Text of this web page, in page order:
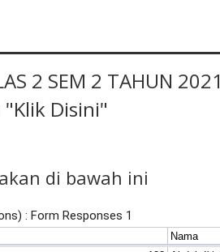
2 SEM 2 TAHUN 2021
Disini"
di bawah ini